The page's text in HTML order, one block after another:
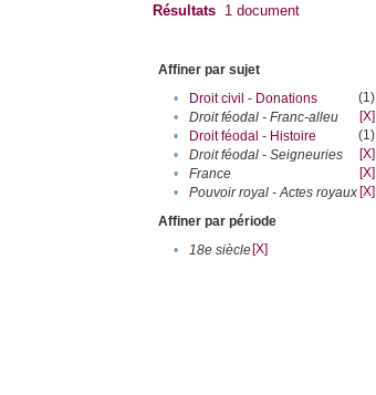
Résultats 1 document
Affiner par sujet
•
Droit civil - Donations
(1)
•
Droit féodal - Franc-alleu‎
[X]
•
Droit féodal - Histoire
(1)
•
Droit féodal - Seigneuries
[X]
•
France
[X]
•
Pouvoir royal - Actes royaux [X]
Affiner par période
•
18e siècle[X]